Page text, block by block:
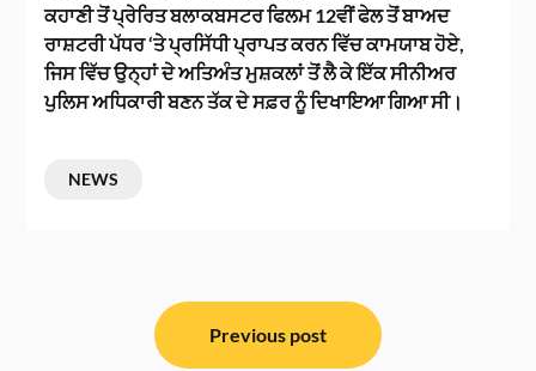
ਕਹਾਣੀ ਤੋਂ ਪ੍ਰੇਰਿਤ ਬਲਾਕਬਸਟਰ ਫਿਲਮ 12ਵੀਂ ਫੇਲ ਤੋਂ ਬਾਅਦ
ਰਾਸ਼ਟਰੀ ਪੱਧਰ ‘ਤੇ ਪ੍ਰਸਿੱਧੀ ਪ੍ਰਾਪਤ ਕਰਨ ਵਿੱਚ ਕਾਮਯਾਬ ਹੋਏ,
ਜਿਸ ਵਿੱਚ ਉਨ੍ਹਾਂ ਦੇ ਅਤਿਅੰਤ ਮੁਸ਼ਕਲਾਂ ਤੋਂ ਲੈ ਕੇ ਇੱਕ ਸੀਨੀਅਰ
ਪੁਲਿਸ ਅਧਿਕਾਰੀ ਬਣਨ ਤੱਕ ਦੇ ਸਫ਼ਰ ਨੂੰ ਦਿਖਾਇਆ ਗਿਆ ਸੀ।
NEWS
Previous post